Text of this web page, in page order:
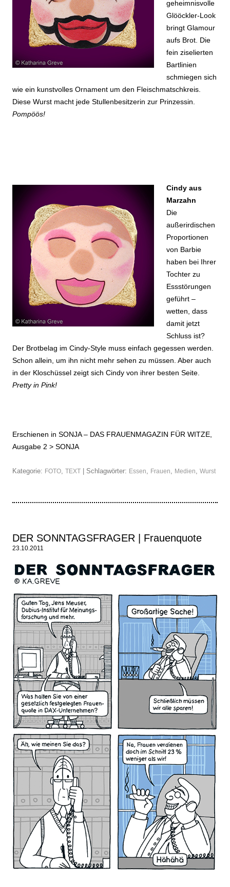
geheimnisvolle
Glööckler-Look
bringt Glamour
aufs Brot. Die
fein ziselierten
Bartlinien
schmiegen sich
wie ein kunstvolles Ornament um den Fleischmatschkreis.
Diese Wurst macht jede Stullenbesitzerin zur Prinzessin.
Pompöös!
Cindy aus
Marzahn
Die
außerirdischen
Proportionen
von Barbie
haben bei Ihrer
Tochter zu
Essstörungen
geführt –
wetten, dass
damit jetzt
Schluss ist?
Der Brotbelag im Cindy-Style muss einfach gegessen werden.
Schon allein, um ihn nicht mehr sehen zu müssen. Aber auch
in der Kloschüssel zeigt sich Cindy von ihrer besten Seite.
Pretty in Pink!
Erschienen in SONJA – DAS FRAUENMAGAZIN FÜR WITZE,
Ausgabe 2 > SONJA
Kategorie: FOTO, TEXT | Schlagwörter: Essen, Frauen, Medien, Wurst
DER SONNTAGSFRAGER | Frauenquote
23.10.2011